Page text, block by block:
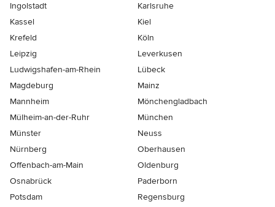
Ingolstadt
Karlsruhe
Kassel
Kiel
Krefeld
Köln
Leipzig
Leverkusen
Ludwigshafen-am-Rhein
Lübeck
Magdeburg
Mainz
Mannheim
Mönchen­gladbach
Mülheim-an-der-Ruhr
München
Münster
Neuss
Nürnberg
Oberhausen
Offenbach-am-Main
Oldenburg
Osnabrück
Paderborn
Potsdam
Regensburg